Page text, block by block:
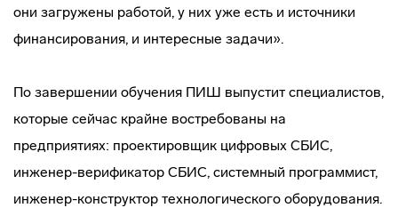
они загружены работой, у них уже есть и источники
финансирования, и интересные задачи».
По завершении обучения ПИШ выпустит специалистов,
которые сейчас крайне востребованы на
предприятиях: проектировщик цифровых СБИС,
инженер-верификатор СБИС, системный программист,
инженер-конструктор технологического оборудования.